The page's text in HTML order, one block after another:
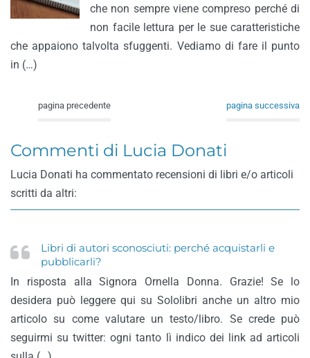
che non sempre viene compreso perché di
non facile lettura per le sue caratteristiche
che appaiono talvolta sfuggenti. Vediamo di fare il punto
in (…)
pagina precedente pagina successiva
Commenti di Lucia Donati
Lucia Donati ha commentato recensioni di libri e/o articoli
scritti da altri:
Libri di autori sconosciuti: perché acquistarli e
pubblicarli?
In risposta alla Signora Ornella Donna. Grazie! Se lo
desidera può leggere qui su Sololibri anche un altro mio
articolo su come valutare un testo/libro. Se crede può
seguirmi su twitter: ogni tanto lì indico dei link ad articoli